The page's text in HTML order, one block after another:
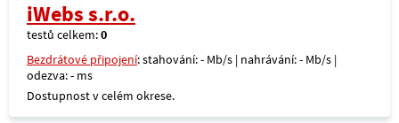
iWebs s.r.o.
testů celkem:0
Bezdrátové připojení: stahování: - Mb/s | nahrávání: - Mb/s |
odezva: - ms
Dostupnost v celém okrese.